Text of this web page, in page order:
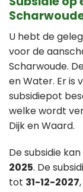
U hebt de
voor de
Scharwoude.
en Water. Er is
subsidiepot
welke wordt
Dijk en Waard.
De subsidie
2025. De
tot 31-12-2027